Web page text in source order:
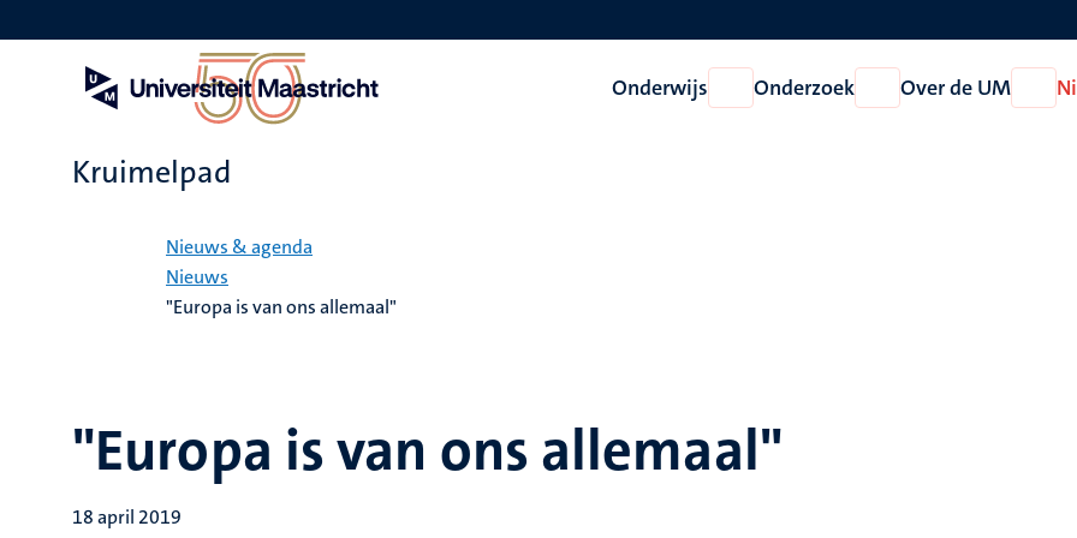
en
Onderwijs
Open
Onderwijs
Onderzoek
Open
Onderzoek
Over de UM
Open
Over
Kruimelpad
Nieuws & agenda
Nieuws
"Europa is van ons allemaal"
"Europa is van ons allemaal"
18 april 2019